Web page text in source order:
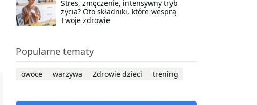
Stres, zmęczenie, intensywny tryb
życia? Oto składniki, które wesprą
Twoje zdrowie
Popularne tematy
owoce warzywa Zdrowie dzieci trening